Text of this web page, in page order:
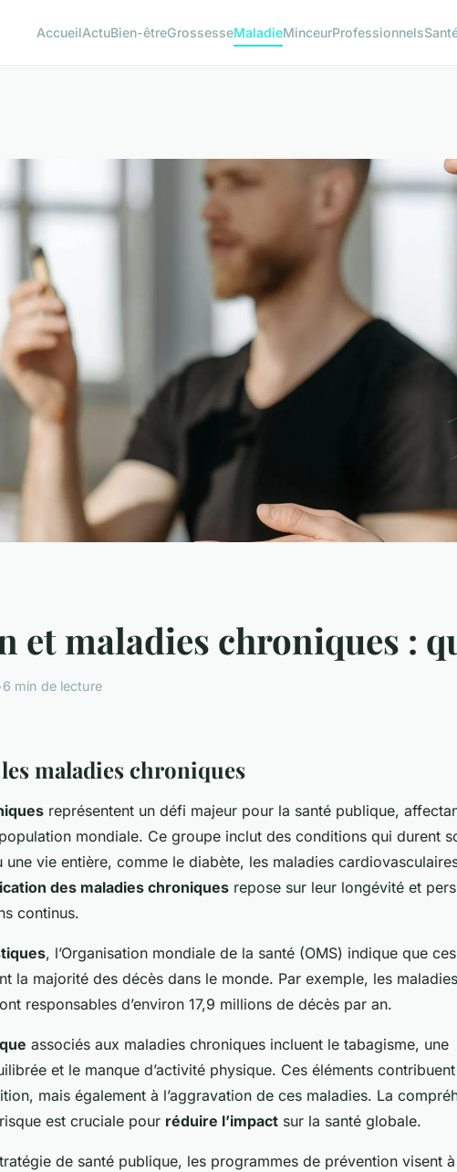
AccueilActuBien-êtreGrossesseMaladieMinceurProfessionnels
et maladies chroniques :
6 min de lecture
maladies chroniques
représentent un défi majeur pour la santé publique,
mondiale. Ce groupe inclut des conditions qui durent
une vie entière, comme le diabète, les maladies
des maladies chroniques repose sur leur longévité et
continus.
, l’Organisation mondiale de la santé (OMS) indique que ces
la majorité des décès dans le monde. Par exemple, les maladies
responsables d’environ 17,9 millions de décès par an.
associés aux maladies chroniques incluent le tabagisme, une
et le manque d’activité physique. Ces éléments
mais également à l’aggravation de ces maladies. La
est cruciale pour réduire l’impact sur la santé globale.
de santé publique, les programmes de prévention visent à